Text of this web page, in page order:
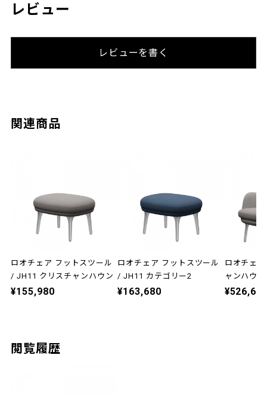
レビュー
レビューを書く
関連商品
ロオチェア フットスツール
/ JH11 クリスチャンハウン
¥155,980
ロオチェア フットスツール
/ JH11 カテゴリー2
¥163,680
ロオチェ
ャンハウン
閲覧履歴